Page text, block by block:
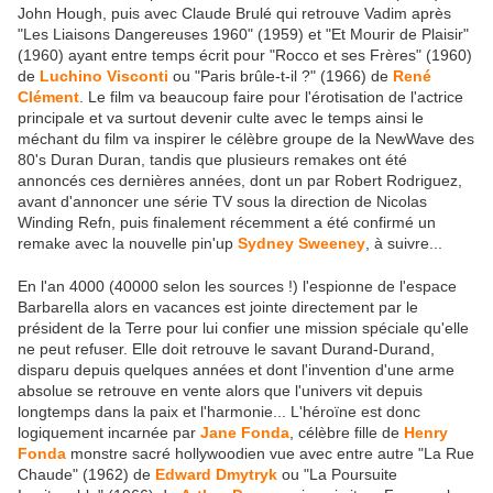
John Hough, puis avec Claude Brulé qui retrouve Vadim après
"Les Liaisons Dangereuses 1960" (1959) et "Et Mourir de Plaisir"
(1960) ayant entre temps écrit pour "Rocco et ses Frères" (1960)
de Luchino Visconti ou "Paris brûle-t-il ?" (1966) de René
Clément . Le film va beaucoup faire pour l'érotisation de l'actrice
principale et va surtout devenir culte avec le temps ainsi le
méchant du film va inspirer le célèbre groupe de la NewWave des
80's Duran Duran, tandis que plusieurs remakes ont été
annoncés ces dernières années, dont un par Robert Rodriguez,
avant d'annoncer une série TV sous la direction de Nicolas
Winding Refn, puis finalement récemment a été confirmé un
remake avec la nouvelle pin'up Sydney Sweeney , à suivre...
En l'an 4000 (40000 selon les sources !) l'espionne de l'espace
Barbarella alors en vacances est jointe directement par le
président de la Terre pour lui confier une mission spéciale qu'elle
ne peut refuser. Elle doit retrouve le savant Durand-Durand,
disparu depuis quelques années et dont l'invention d'une arme
absolue se retrouve en vente alors que l'univers vit depuis
longtemps dans la paix et l'harmonie... L'héroïne est donc
logiquement incarnée par Jane Fonda , célèbre fille de Henry
Fonda monstre sacré hollywoodien vue avec entre autre "La Rue
Chaude" (1962) de Edward Dmytryk ou "La Poursuite